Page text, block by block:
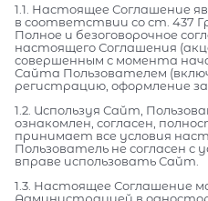
1.1. Настоящее Соглашение
в соответствии со ст. 437
Полное и безоговорочное
настоящего Соглашения
совершенным с момента
Сайта Пользователем
регистрацию, оформление
1.2. Используя Сайт,
ознакомлен, согласен,
принимает все условия
Пользователь не согласен с
вправе использовать Сайт.
1.3. Настоящее Соглашение
Администрацией в